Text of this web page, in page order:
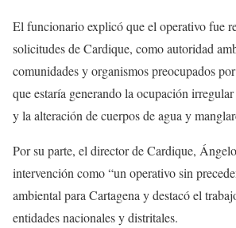
El funcionario explicó que el operativo fue
solicitudes de Cardique, como autoridad
comunidades y organismos preocupados
que estaría generando la ocupación
y la alteración de cuerpos de agua y
Por su parte, el director de Cardique,
intervención como “un operativo sin
ambiental para Cartagena y destacó el
entidades nacionales y distritales.